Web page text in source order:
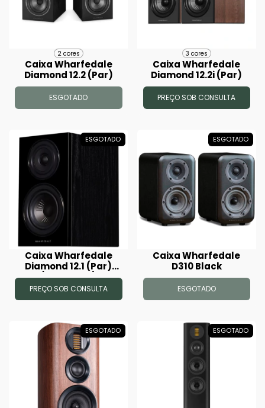
2 cores
Caixa Wharfedale
Diamond 12.2 (Par)
ESGOTADO
3 cores
Caixa Wharfedale
Diamond 12.2i (Par)
PREÇO SOB CONSULTA
ESGOTADO
Caixa Wharfedale
Diamond 12.1 (Par)
(Black Oak)
PREÇO SOB CONSULTA
ESGOTADO
Caixa Wharfedale
D310 Black
ESGOTADO
ESGOTADO ESGOTADO